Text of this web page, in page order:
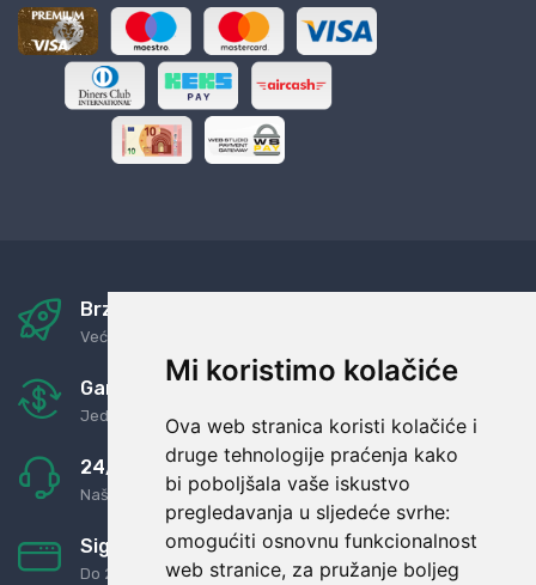
Mi koristimo kolačiće
Ova web stranica koristi kolačiće i
druge tehnologije praćenja kako
bi poboljšala vaše iskustvo
pregledavanja u sljedeće svrhe:
omogućiti osnovnu funkcionalnost
web stranice, za pružanje boljeg
Brza i sigurna dostava
Već za nekoliko dana kod vas
Garancija u povrat novaca
Jednostavno pravilo: Roba za novac
24/7 odlična podrška
Naši agenti uvijek na raspolaganju
Sigurno obročno plaćanje
Do 24 rata bez kamata